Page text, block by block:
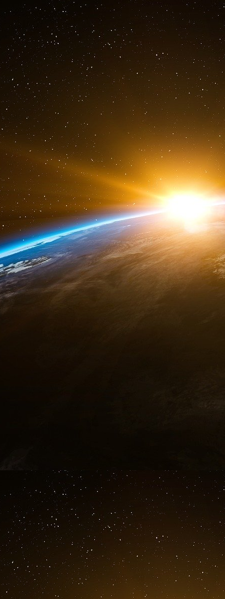
À partir du coup d’État de Kiev soutenu
d’Ukraine a reçu des milliards d’aide
maintenir à flot le secteur financier
gouvernement pro-occidental de
17,5 milliards de dollars (15,8 milliards
2017 après n’en avoir déboursé que la
corruption », rapporte Deutsche Welle.
Au moment de la campagne présidentielle
commencé à transférer cet argent à
millions de dollars, comme le rapporte
versé des pots-de-vin à la directrice de la
patron, Petro Porochenko.
Sur les 36 banques auxquelles la Banque
frais du FMI, 11 ont été fermées sans
qui ont reçu le plus d’argent du FMI sont
2015), qui appartiennent à l’oligarque Viktor